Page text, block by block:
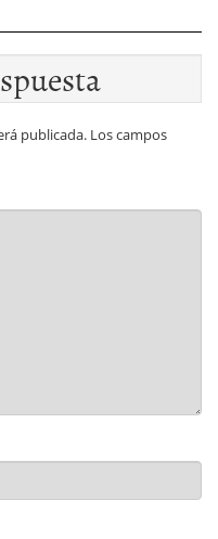
publicada. Los campos